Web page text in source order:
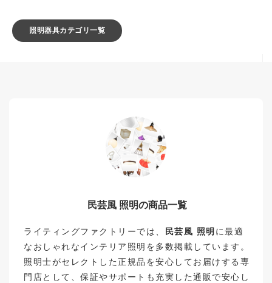
照明器具カテゴリ一覧
民芸風 照明の商品一覧
ライティングファクトリーでは、 民芸風 照明 に最適
なおしゃれなインテリア照明を多数掲載しています。
照明士がセレクトした正規品を安心してお届けする専
門店として、保証やサポートも充実した通販で安心し